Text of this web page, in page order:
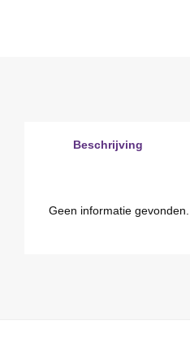
Beschrijving
Geen informatie gevonden...